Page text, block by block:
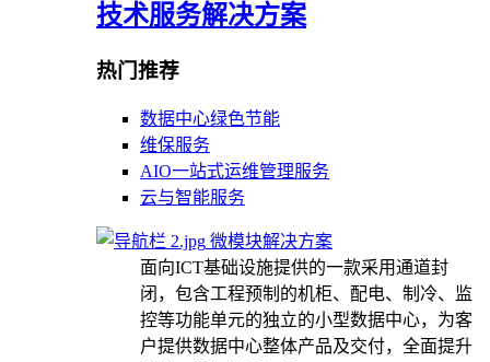
技术服务解决方案
热门推荐
数据中心绿色节能
维保服务
AIO一站式运维管理服务
云与智能服务
微模块解决方案
面向ICT基础设施提供的一款采用通道封
闭，包含工程预制的机柜、配电、制冷、监
控等功能单元的独立的小型数据中心，为客
户提供数据中心整体产品及交付，全面提升